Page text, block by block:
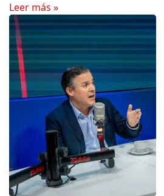
Leer más »